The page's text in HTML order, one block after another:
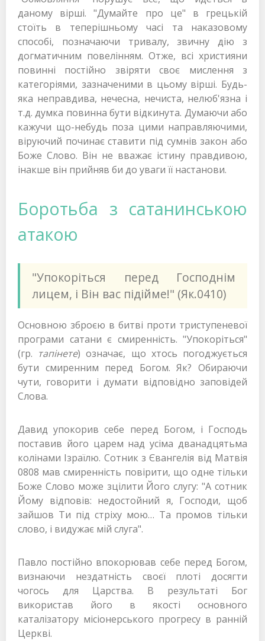
даному вірші. "Думайте про це" в грецькій
стоїть в теперішньому часі та наказовому
способі, позначаючи тривалу, звичну дію з
догматичним повелінням. Отже, всі християни
повинні постійно звіряти своє мислення з
категоріями, зазначеними в цьому вірші. Будь-
яка неправдива, нечесна, нечиста, нелюб'язна і
т.д. думка повинна бути відкинута. Думаючи або
кажучи що-небудь поза цими направляючими,
віруючий починає ставити під сумнів закон або
Боже Слово. Він не вважає істину правдивою,
інакше він прийняв би до уваги її настанови.
Боротьба з сатанинською
атакою
"Упокоріться перед Господнім
лицем, і Він вас підійме!" (Як.0410)
Основною зброєю в битві проти триступеневої
програми сатани є смиренність. "Упокоріться"
(гр. тапінете) означає, що хтось погоджується
бути смиренним перед Богом. Як? Обираючи
чути, говорити і думати відповідно заповідей
Слова.
Давид упокорив себе перед Богом, і Господь
поставив його царем над усіма дванадцятьма
колінами Ізраїлю. Сотник з Євангелія від Матвія
0808 мав смиренність повірити, що одне тільки
Боже Слово може зцілити Його слугу: "А сотник
Йому відповів: недостойний я, Господи, щоб
зайшов Ти під стріху мою… Та промов тільки
слово, і видужає мій слуга".
Павло постійно впокорював себе перед Богом,
визнаючи нездатність своєї плоті досягти
чогось для Царства. В результаті Бог
використав його в якості основного
каталізатору місіонерського прогресу в ранній
Церкві.